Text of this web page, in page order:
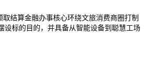
结算金融办事核心环绕文旅消费商圈打制
标的目的，并具备从智能设备到聪慧工场